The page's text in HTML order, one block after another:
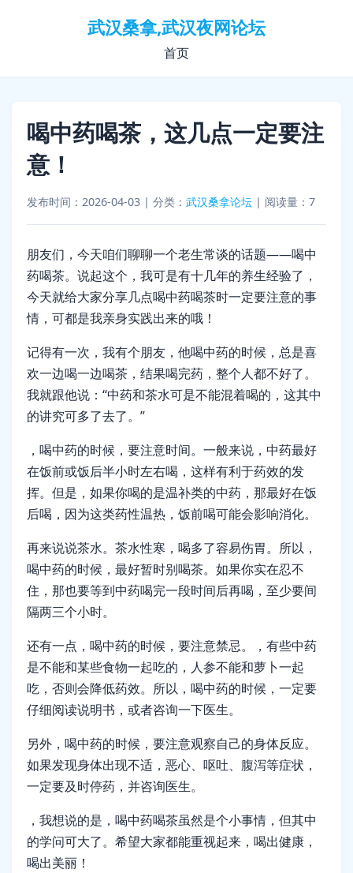
武汉桑拿,武汉夜网论坛
首页
喝中药喝茶，这几点一定要注
意！
发布时间：2026-04-03 |分类：武汉桑拿论坛 | 阅读量：7
朋友们，今天咱们聊聊一个老生常谈的话题——喝中
药喝茶。说起这个，我可是有十几年的养生经验了，
今天就给大家分享几点喝中药喝茶时一定要注意的事
情，可都是我亲身实践出来的哦！
记得有一次，我有个朋友，他喝中药的时候，总是喜
欢一边喝一边喝茶，结果喝完药，整个人都不好了。
我就跟他说：“中药和茶水可是不能混着喝的，这其中
的讲究可多了去了。”
，喝中药的时候，要注意时间。一般来说，中药最好
在饭前或饭后半小时左右喝，这样有利于药效的发
挥。但是，如果你喝的是温补类的中药，那最好在饭
后喝，因为这类药性温热，饭前喝可能会影响消化。
再来说说茶水。茶水性寒，喝多了容易伤胃。所以，
喝中药的时候，最好暂时别喝茶。如果你实在忍不
住，那也要等到中药喝完一段时间后再喝，至少要间
隔两三个小时。
还有一点，喝中药的时候，要注意禁忌。，有些中药
是不能和某些食物一起吃的，人参不能和萝卜一起
吃，否则会降低药效。所以，喝中药的时候，一定要
仔细阅读说明书，或者咨询一下医生。
另外，喝中药的时候，要注意观察自己的身体反应。
如果发现身体出现不适，恶心、呕吐、腹泻等症状，
一定要及时停药，并咨询医生。
，我想说的是，喝中药喝茶虽然是个小事情，但其中
的学问可大了。希望大家都能重视起来，喝出健康，
喝出美丽！